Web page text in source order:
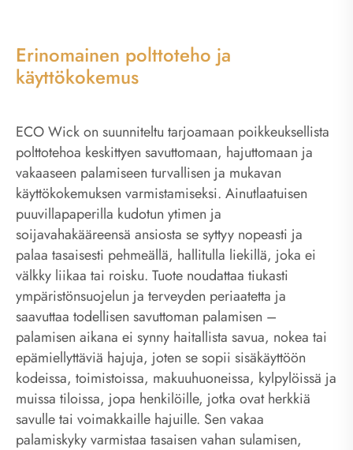
Erinomainen polttoteho ja
käyttökokemus
ECO Wick on suunniteltu tarjoamaan poikkeuksellista
polttotehoa keskittyen savuttomaan, hajuttomaan ja
vakaaseen palamiseen turvallisen ja mukavan
käyttökokemuksen varmistamiseksi. Ainutlaatuisen
puuvillapaperilla kudotun ytimen ja
soijavahakääreensä ansiosta se syttyy nopeasti ja
palaa tasaisesti pehmeällä, hallitulla liekillä, joka ei
välkky liikaa tai roisku. Tuote noudattaa tiukasti
ympäristönsuojelun ja terveyden periaatetta ja
saavuttaa todellisen savuttoman palamisen –
palamisen aikana ei synny haitallista savua, nokea tai
epämiellyttäviä hajuja, joten se sopii sisäkäyttöön
kodeissa, toimistoissa, makuuhuoneissa, kylpylöissä ja
muissa tiloissa, jopa henkilöille, jotka ovat herkkiä
savulle tai voimakkaille hajuille. Sen vakaa
palamiskyky varmistaa tasaisen vahan sulamisen,